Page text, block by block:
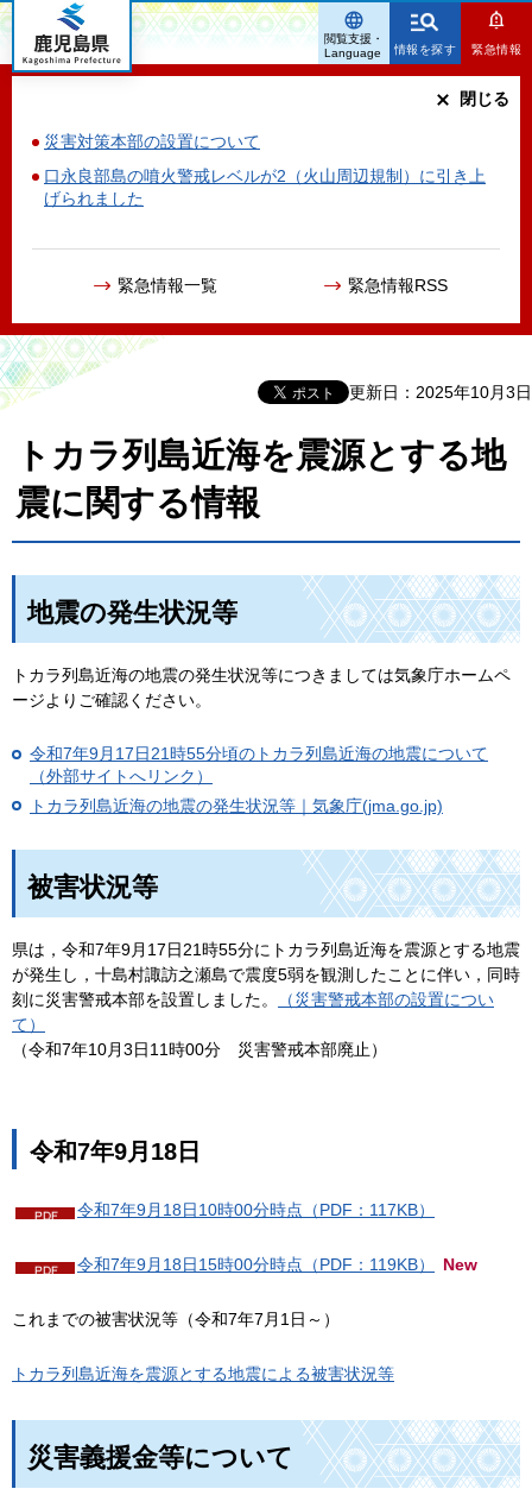
鹿児島県
情報を探す 緊急情報
災害対策本部の設置について
口永良部島の噴火警戒レベルが2（火山周辺規制）に引き上
げられました
緊急情報一覧 緊急情報RSS
閉じる
閲覧支援・
Language
更新日：2025年10月3日
トカラ列島近海を震源とする地
震に関する情報
地震の発生状況等
トカラ列島近海の地震の発生状況等につきましては気象庁ホームペ
ージよりご確認ください。
令和7年9月17日21時55分頃のトカラ列島近海の地震について
（外部サイトへリンク）
トカラ列島近海の地震の発生状況等｜気象庁(jma.go.jp)
被害状況等
県は，令和7年9月17日21時55分にトカラ列島近海を震源とする地震
が発生し，十島村諏訪之瀬島で震度5弱を観測したことに伴い，同時
刻に災害警戒本部を設置しました。
（災害警戒本部の設置につい
て）
（令和7年10月3日11時00分 災害警戒本部廃止）
令和7年9月18日
令和7年9月18日10時00分時点（PDF：117KB）
令和7年9月18日15時00分時点（PDF：119KB） New
これまでの被害状況等（令和7年7月1日～）
トカラ列島近海を震源とする地震による被害状況等
災害義援金等について